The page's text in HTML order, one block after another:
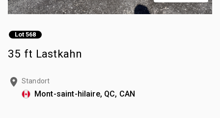
Lot 568
35 ft Lastkahn
Standort
Mont-saint-hilaire, QC, CAN